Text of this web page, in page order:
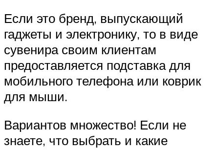
Если это бренд, выпускающий
гаджеты и электронику, то в виде
сувенира своим клиентам
предоставляется подставка для
мобильного телефона или коврик
для мыши.
Вариантов множество! Если не
знаете, что выбрать и какие